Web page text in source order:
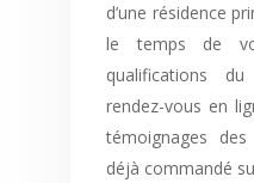
d’une résidence
le temps de
qualifications
rendez-vous en
témoignages
déjà commandé